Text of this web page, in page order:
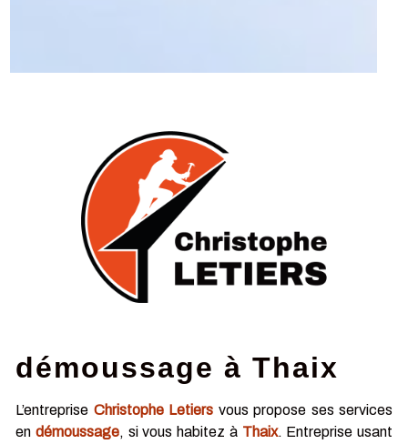
démoussage à Thaix
L’entreprise Christophe Letiers vous propose ses services
en démoussage, si vous habitez à Thaix. Entreprise usant